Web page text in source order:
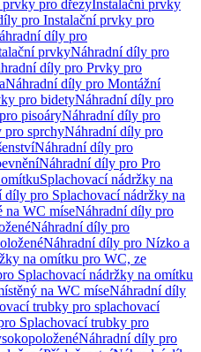
pro dřezyInstalační prvky
pro Instalační prvky pro
díly pro
prvkyNáhradní díly pro
díly pro Prvky pro
Náhradní díly pro Montážní
pro bidetyNáhradní díly pro
pisoáryNáhradní díly pro
pro sprchyNáhradní díly pro
Náhradní díly pro
Náhradní díly pro Pro
Splachovací nádržky na
díly pro Splachovací nádržky na
na WC míseNáhradní díly pro
Náhradní díly pro
Náhradní díly pro Nízko a
na omítku pro WC, ze
Splachovací nádržky na omítku
na WC míseNáhradní díly
trubky pro splachovací
Splachovací trubky pro
Náhradní díly pro